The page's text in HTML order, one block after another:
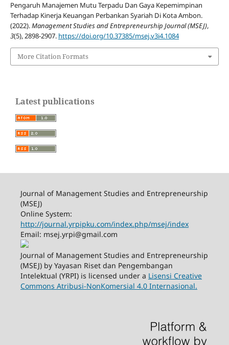
Pengaruh Manajemen Mutu Terpadu Dan Gaya Kepemimpinan
Terhadap Kinerja Keuangan Perbankan Syariah Di Kota Ambon.
(2022).Management Studies and Entrepreneurship Journal (MSEJ),
3(5), 2898-2907. https://doi.org/10.37385/msej.v3i4.1084
More Citation Formats
Latest publications
Journal of Management Studies and Entrepreneurship
(MSEJ)
Online System:
http://journal.yrpipku.com/index.php/msej/index
Email: msej.yrpi@gmail.com
Journal of Management Studies and Entrepreneurship
(MSEJ) by Yayasan Riset dan Pengembangan
Intelektual (YRPI) is licensed under a Lisensi Creative
Commons Atribusi-NonKomersial 4.0 Internasional.